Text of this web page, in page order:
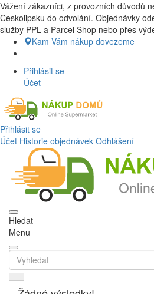
Nákup Potraviny domů, Nákup
dovezeme až k vašim dveřím. Česká
Vážení zákazníci, z provozních důvodů
Českolipsku do odvolání. Objednávky
služby PPL a Parcel Shop nebo přes
Kam Vám nákup dovezeme
Přihlásit se
Účet
Přihlásit se
Účet Historie objednávek Odhlášení
Hledat
Menu